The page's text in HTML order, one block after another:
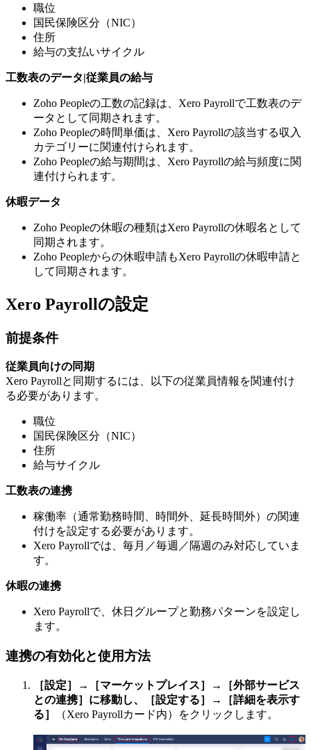
職位
国民保険区分（NIC）
住所
給与の支払いサイクル
工数表のデータ|従業員の給与
Zoho Peopleの工数の記録は、Xero Payrollで工数表のデ
ータとして同期されます。
Zoho Peopleの時間単価は、Xero Payrollの該当する収入
カテゴリーに関連付けられます。
Zoho Peopleの給与期間は、Xero Payrollの給与頻度に関
連付けられます。
休暇データ
Zoho Peopleの休暇の種類はXero Payrollの休暇名として
同期されます。
Zoho Peopleからの休暇申請もXero Payrollの休暇申請と
して同期されます。
Xero Payrollの設定
前提条件
従業員向けの同期
Xero Payrollと同期するには、以下の従業員情報を関連付け
る必要があります。
職位
国民保険区分（NIC）
住所
給与サイクル
工数表の連携
稼働率（通常勤務時間、時間外、延長時間外）の関連
付けを設定する必要があります。
Xero Payrollでは、毎月／毎週／隔週のみ対応していま
す。
休暇の連携
Xero Payrollで、休日グループと勤務パターンを設定し
ます。
連携の有効化と使用方法
［設定］ → ［マーケットプレイス］ →
［外部サービス
との連携］に移動し、
［設定する］ →
［詳細を表示す
る］
（Xero Payrollカード内）をクリックします。